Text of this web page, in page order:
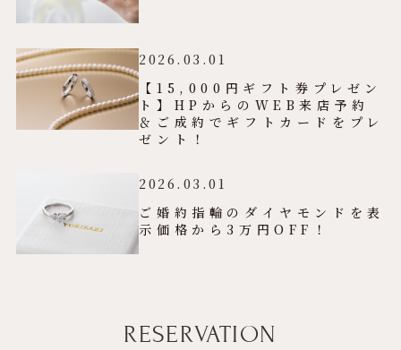
2026.03.01
【15,000円ギフト券プレゼン
ト】HPからのWEB来店予約
＆ご成約でギフトカードをプレ
ゼント！
2026.03.01
ご婚約指輪のダイヤモンドを表
示価格から3万円OFF！
RESERVATION